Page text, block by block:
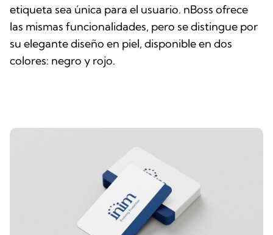
etiqueta sea única para el usuario. nBoss ofrece
las mismas funcionalidades, pero se distingue por
su elegante diseño en piel, disponible en dos
colores: negro y rojo.